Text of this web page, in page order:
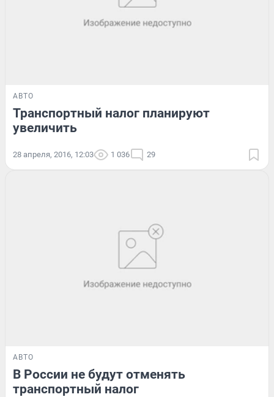
АВТО
Транспортный налог планируют
увеличить
28 апреля, 2016, 12:03 1 036 29
АВТО
В России не будут отменять
транспортный налог